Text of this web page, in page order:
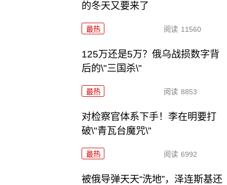
的冬天又要来了
最热 阅读 11560
125万还是5万？俄乌战损数字背
后的\"三国杀\"
最热 阅读 8853
对检察官体系下手！李在明要打
破\"青瓦台魔咒\"
最热 阅读 6992
被俄导弹天天“洗地”，泽连斯基还